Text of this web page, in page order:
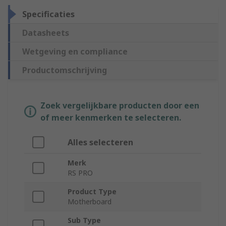
Specificaties
Datasheets
Wetgeving en compliance
Productomschrijving
Zoek vergelijkbare producten door een
of meer kenmerken te selecteren.
Alles selecteren
Merk
RS PRO
Product Type
Motherboard
Sub Type